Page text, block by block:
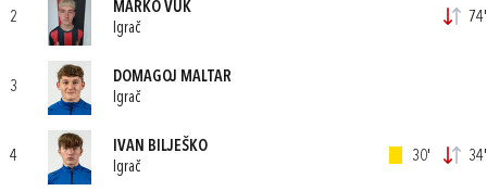
2
MARKO VUK
Igrač
74'
3
DOMAGOJ MALTAR
Igrač
4
IVAN BILJEŠKO
Igrač
30' 34'